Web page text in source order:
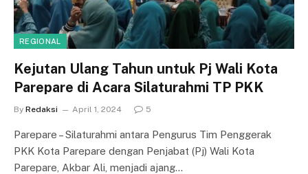
REGIONAL
Kejutan Ulang Tahun untuk Pj Wali Kota
Parepare di Acara Silaturahmi TP PKK
By Redaksi April 1, 2024 5
Parepare – Silaturahmi antara Pengurus Tim Penggerak
PKK Kota Parepare dengan Penjabat (Pj) Wali Kota
Parepare, Akbar Ali, menjadi ajang…